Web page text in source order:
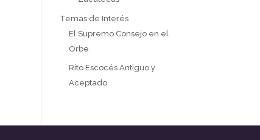
Temas de Interés
El Supremo Consejo en el
Orbe
Rito Escocés Antiguo y
Aceptado